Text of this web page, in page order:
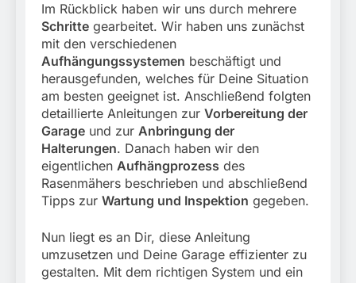
Im Rückblick haben wir uns durch mehrere
Schritte gearbeitet. Wir haben uns zunächst
mit den verschiedenen
Aufhängungssystemen beschäftigt und
herausgefunden, welches für Deine Situation
am besten geeignet ist. Anschließend folgten
detaillierte Anleitungen zur Vorbereitung der
Garage und zur Anbringung der
Halterungen. Danach haben wir den
eigentlichen Aufhängprozess des
Rasenmähers beschrieben und abschließend
Tipps zur Wartung und Inspektion gegeben.
Nun liegt es an Dir, diese Anleitung
umzusetzen und Deine Garage effizienter zu
gestalten. Mit dem richtigen System und ein